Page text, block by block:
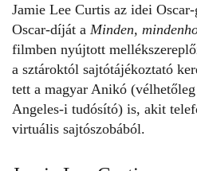
Jamie Lee Curtis az idei
Oscar-díját a Minden,
filmben nyújtott
a sztároktól sajtótájékoztató
tett a magyar Anikó
Angeles-i tudósító) is, akit
virtuális sajtószobából.